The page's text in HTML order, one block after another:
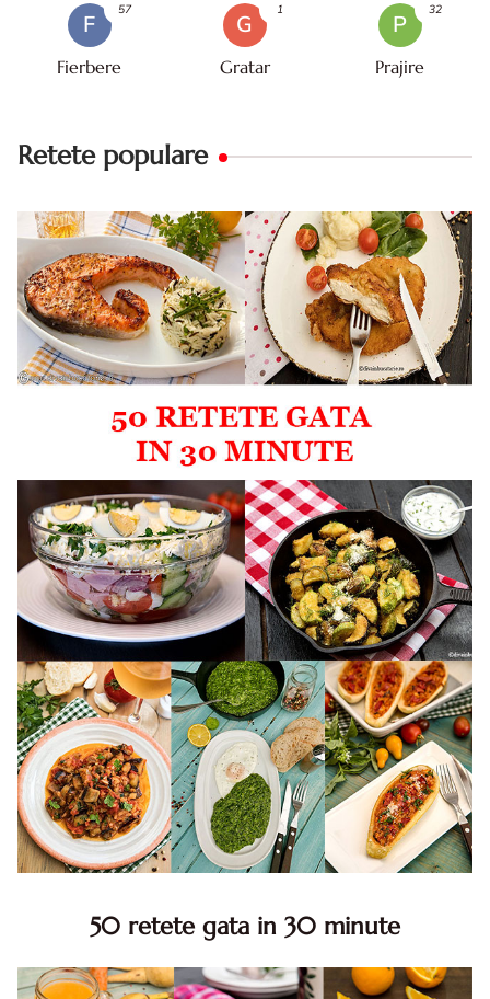
F
Fierbere
57
G
Gratar
1
P
Prajire
32
Retete populare
50 retete gata in 30 minute
minute. Retete rapide. Retete rapide de mancare. Idei